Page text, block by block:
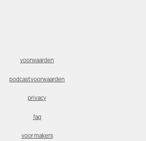
voorwaarden
podcastvoorwaarden
privacy
faq
voor makers